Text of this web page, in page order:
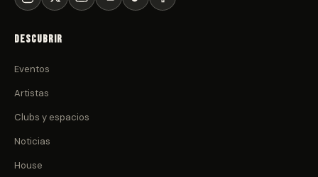
Descubrir
Eventos
Artistas
Clubs y espacios
Noticias
House